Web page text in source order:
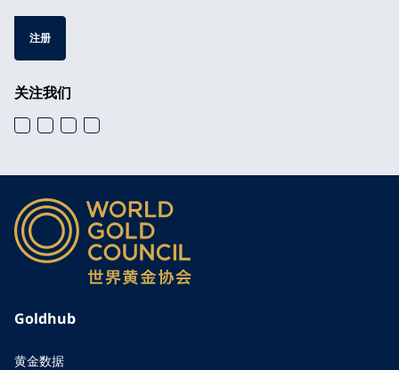
注册
关注我们
Goldhub
黄金数据